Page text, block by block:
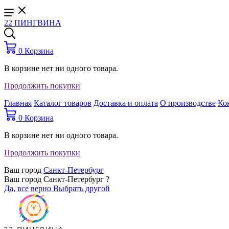
22 ПИНГВИНА
0 Корзина
В корзине нет ни одного товара.
Продолжить покупки
Главная Каталог товаров Доставка и оплата О производстве
0 Корзина
В корзине нет ни одного товара.
Продолжить покупки
Ваш город Санкт-Петербург
Ваш город Санкт-Петербург ?
Да, все верно Выбрать другой